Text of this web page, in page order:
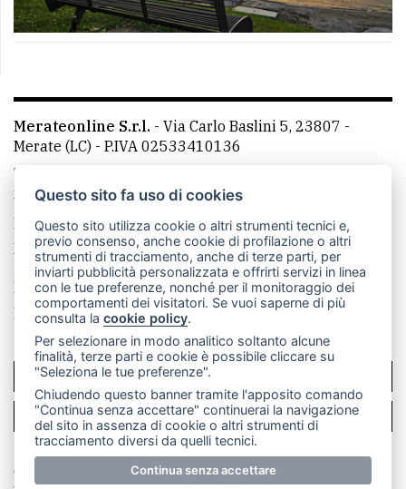
Merateonline S.r.l. - Via Carlo Baslini 5, 23807 -
Merate (LC) - P.IVA 02533410136
Telefono:
mail: redazione@leccoonline.com
La redazione
MerateOnline CasateOnline
RSS
Made by VIP
Privacy policy
Cookie policy
Rivedi le tue scelte sui cookie
SCRIVICI
PER LA TUA PUBBLICITÀ
© Copyright Merateonline S.r.l. - Tutti i diritti riservati.
Questo sito fa uso di cookies
Questo sito utilizza cookie o altri strumenti tecnici e,
previo consenso, anche cookie di profilazione o altri
strumenti di tracciamento, anche di terze parti, per
inviarti pubblicità personalizzata e offrirti servizi in linea
con le tue preferenze, nonché per il monitoraggio dei
comportamenti dei visitatori. Se vuoi saperne di più
consulta lacookie policy.
Per selezionare in modo analitico soltanto alcune
finalità, terze parti e cookie è possibile cliccare su
"Seleziona le tue preferenze".
Chiudendo questo banner tramite l'apposito comando
"Continua senza accettare" continuerai la navigazione
del sito in assenza di cookie o altri strumenti di
tracciamento diversi da quelli tecnici.
Continua senza accettare